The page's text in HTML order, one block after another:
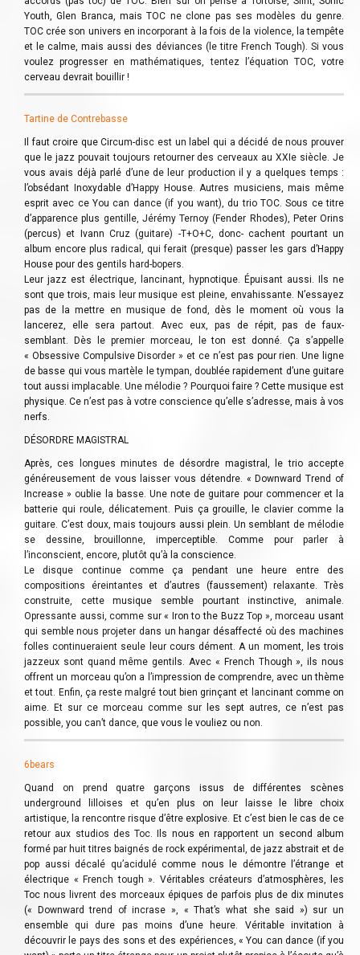
Youth, Glen Branca, mais TOC ne clone pas ses modèles du genre.
TOC crée son univers en incorporant à la fois de la violence, la tempête
et le calme, mais aussi des déviances (le titre French Tough). Si vous
voulez progresser en mathématiques, tentez l’équation TOC, votre
cerveau devrait bouillir !
Tartine de Contrebasse
Il faut croire que Circum-disc est un label qui a décidé de nous prouver
que le jazz pouvait toujours retourner des cerveaux au XXIe siècle. Je
vous avais déjà parlé d’une de leur production il y a quelques temps :
l’obsédant Inoxydable d’Happy House. Autres musiciens, mais même
esprit avec ce You can dance (if you want), du trio TOC. Sous ce titre
d’apparence plus gentille, Jérémy Ternoy (Fender Rhodes), Peter Orins
(percus) et Ivann Cruz (guitare) -T+O+C, donc- cachent pourtant un
album encore plus radical, qui ferait (presque) passer les gars d’Happy
House pour des gentils hard-bopers.
Leur jazz est électrique, lancinant, hypnotique. Épuisant aussi. Ils ne
sont que trois, mais leur musique est pleine, envahissante. N’essayez
pas de la mettre en musique de fond, dès le moment où vous la
lancerez, elle sera partout. Avec eux, pas de répit, pas de faux-
semblant. Dès le premier morceau, le ton est donné. Ça s’appelle
« Obsessive Compulsive Disorder » et ce n’est pas pour rien. Une ligne
de basse qui vous martèle le tympan, doublée rapidement d’une guitare
tout aussi implacable. Une mélodie ? Pourquoi faire ? Cette musique est
physique. Ce n’est pas à votre conscience qu’elle s’adresse, mais à vos
nerfs.
DÉSORDRE MAGISTRAL
Après, ces longues minutes de désordre magistral, le trio accepte
généreusement de vous laisser vous détendre. « Downward Trend of
Increase » oublie la basse. Une note de guitare pour commencer et la
batterie qui roule, délicatement. Puis ça grouille, le clavier comme la
guitare. C’est doux, mais toujours aussi plein. Un semblant de mélodie
se dessine, brouillonne, imperceptible. Comme pour parler à
l’inconscient, encore, plutôt qu’à la conscience.
Le disque continue comme ça pendant une heure entre des
compositions éreintantes et d’autres (faussement) relaxante. Très
construite, cette musique semble pourtant instinctive, animale.
Opressante aussi, comme sur « Iron to the Buzz Top », morceau usant
qui semble nous projeter dans un hangar désaffecté où des machines
folles continueraient seule leur cours dément. A un moment, les trois
jazzeux sont quand même gentils. Avec « French Though », ils nous
offrent un morceau qu’on a l’impression de comprendre, avec un thème
et tout. Enfin, ça reste malgré tout bien grinçant et lancinant comme on
aime. Et sur ce morceau comme sur les sept autres, ce n’est pas
possible, you can’t dance, que vous le vouliez ou non.
6bears
Quand on prend quatre garçons issus de différentes scènes
underground lilloises et qu’en plus on leur laisse le libre choix
artistique, la rencontre risque d’être explosive. Et c’est bien le cas de ce
retour aux studios des Toc. Ils nous en rapportent un second album
formé par huit titres baignés de rock expérimental, de jazz abstrait et de
pop aussi décalé qu’acidulé comme nous le démontre l’étrange et
électrique « French tough ». Véritables créateurs d’atmosphères, les
Toc nous livrent des morceaux épiques de parfois plus de dix minutes
(« Downward trend of incrase », « That’s what she said ») sur un
ensemble qui dure pas moins d’une heure. Véritable invitation à
découvrir le pays des sons et des expériences, « You can dance (if you